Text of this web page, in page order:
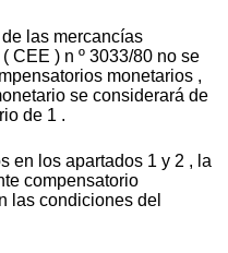
las mercancías
CEE ) n º 3033/80 no se
monetarios ,
se considerará de
de 1 .
en los apartados 1 y 2 , la
compensatorio
las condiciones del